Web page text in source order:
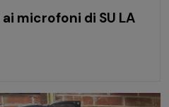
ai microfoni di SU LA